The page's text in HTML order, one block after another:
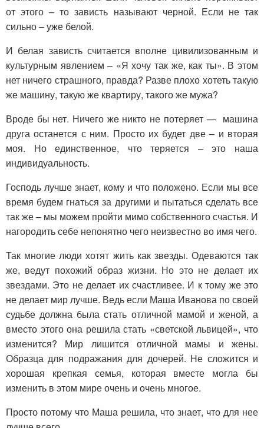
от этого – то зависть называют черной. Если не так
сильно – уже белой.
И белая зависть считается вполне цивилизованным и
культурным явлением – «Я хочу так же, как ты». В этом
нет ничего страшного, правда? Разве плохо хотеть такую
же машину, такую же квартиру, такого же мужа?
Вроде бы нет. Ничего же никто не потеряет — машина
друга останется с ним. Просто их будет две – и вторая
моя. Но единственное, что теряется – это наша
индивидуальность.
Господь лучше знает, кому и что положено. Если мы все
время будем гнаться за другими и пытаться сделать все
так же – мы можем пройти мимо собственного счастья. И
нагородить себе непонятно чего неизвестно во имя чего.
Так многие люди хотят жить как звезды. Одеваются так
же, ведут похожий образ жизни. Но это не делает их
звездами. Это не делает их счастливее. И к тому же это
не делает мир лучше. Ведь если Маша Иванова по своей
судьбе должна была стать отличной мамой и женой, а
вместо этого она решила стать «светской львицей», что
изменится? Мир лишится отличной мамы и жены.
Образца для подражания для дочерей. Не сложится и
хорошая крепкая семья, которая вместе могла бы
изменить в этом мире очень и очень многое.
Просто потому что Маша решила, что знает, что для нее